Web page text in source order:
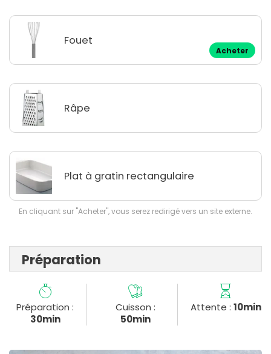
Fouet
Acheter
Râpe
Plat à gratin rectangulaire
En cliquant sur "Acheter", vous serez redirigé vers un site externe.
Préparation
Préparation :
30min
Cuisson :
50min
Attente : 10min